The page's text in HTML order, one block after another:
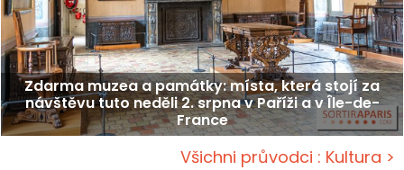
Zdarma muzea a památky: místa, která stojí za
návštěvu tuto neděli 2. srpna v Paříži a v Île-de-
France
Všichni průvodci : Kultura >